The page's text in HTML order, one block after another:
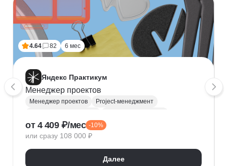
4.64 82 6 мес
Яндекс Практикум
Менеджер проектов
Менеджер проектов
Project-менеджмент
Jira
SQL Управление разработкой
Agile
Scrum MS Project
Kaiten
GanttPRO
от 4 409 ₽/мес -10%
или сразу 108 000 ₽
Далее